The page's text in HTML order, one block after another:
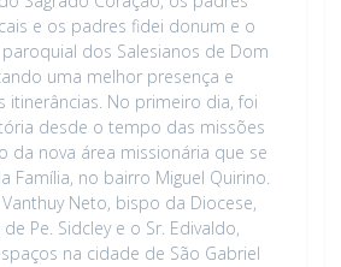
e os padres fidei donum e o
dos Salesianos de Dom
uma melhor presença e
itinerâncias. No primeiro dia, foi
desde o tempo das missões
da nova área missionária que se
Família, no bairro Miguel Quirino.
Neto, bispo da Diocese,
Pe. Sidcley e o Sr. Edivaldo,
na cidade de São Gabriel